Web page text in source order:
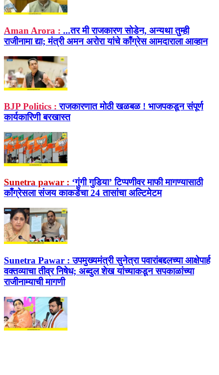
Aman Arora : ...तर मी राजकारण सोडेन, अन्यथा तुम्ही
राजीनामा द्या; मंत्री अमन अरोरा यांचे काँग्रेस आमदाराला आव्हान
BJP Politics : राजकारणात मोठी खळबळ ! भाजपकडून संपूर्ण
कार्यकारिणी बरखास्त
Sunetra pawar : ‘गुंगी गुडिया’ टिप्पणीवर माफी मागण्यासाठी
काँग्रेसला संजय काकडेंचा 24 तासांचा अल्टिमेटम
Sunetra Pawar : उपमुख्यमंत्री सुनेत्रा पवारांबद्दलच्या आक्षेपार्ह
वक्तव्याचा तीव्र निषेध; अब्दुल शेख यांच्याकडून सपकाळांच्या
राजीनाम्याची मागणी